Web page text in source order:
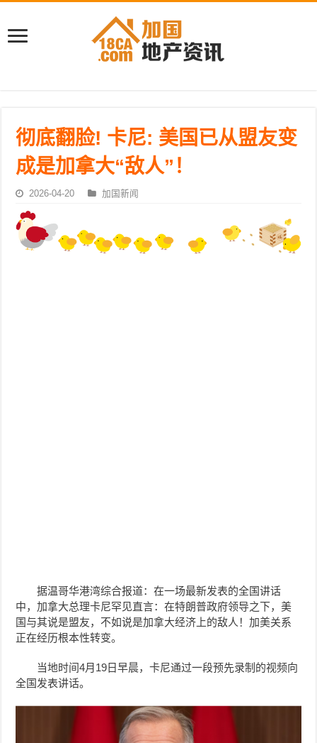
彻底翻脸! 卡尼: 美国已从盟友变
成是加拿大“敌人”！
2026-04-20 加国新闻
据温哥华港湾综合报道：在一场最新发表的全国讲话
中，加拿大总理卡尼罕见直言：在特朗普政府领导之下，美
国与其说是盟友，不如说是加拿大经济上的敌人！加美关系
正在经历根本性转变。
当地时间4月19日早晨，卡尼通过一段预先录制的视频向
全国发表讲话。